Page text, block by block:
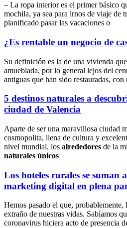
– La ropa interior es el primer básico
mochila, ya sea para irnos de viaje de
planificado pasar las vacaciones o
¿Es rentable un negocio de
Su definición es la de una vivienda
amueblada, por lo general lejos del
antiguas que han sido restauradas, con
5 destinos naturales a
ciudad de Valencia
Aparte de ser una maravillosa ciudad
cosmopolita, llena de cultura y
nivel mundial, los alrededores de la
naturales únicos
Los hoteles rurales se suman
marketing digital en plena
Hemos pasado el que, probablemente,
extraño de nuestras vidas. Sabíamos
coronavirus hiciera acto de presencia